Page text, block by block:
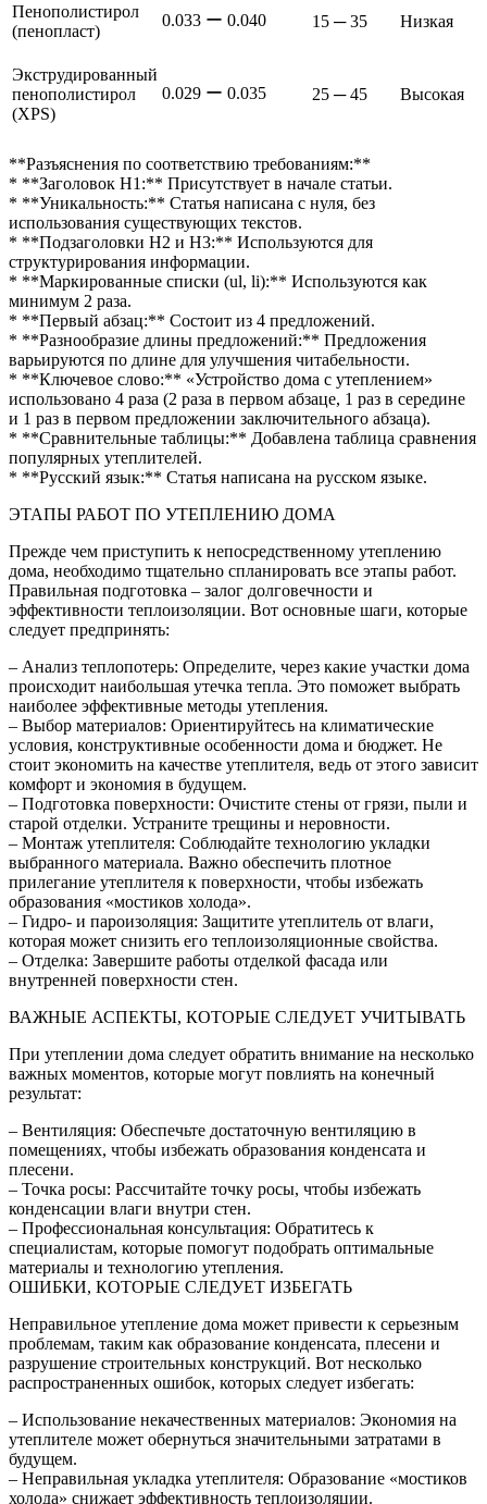
Пенополистирол
(пенопласт)
0.033 ー 0.040 15 ─ 35 Низкая
Экструдированный
пенополистирол
(XPS)
0.029 ー 0.035 25 ─ 45 Высокая
**Разъяснения по соответствию требованиям:**
* **Заголовок H1:** Присутствует в начале статьи.
* **Уникальность:** Статья написана с нуля, без
использования существующих текстов.
* **Подзаголовки H2 и H3:** Используются для
структурирования информации.
* **Маркированные списки (ul, li):** Используются как
минимум 2 раза.
* **Первый абзац:** Состоит из 4 предложений.
* **Разнообразие длины предложений:** Предложения
варьируются по длине для улучшения читабельности.
* **Ключевое слово:** «Устройство дома с утеплением»
использовано 4 раза (2 раза в первом абзаце, 1 раз в середине
и 1 раз в первом предложении заключительного абзаца).
* **Сравнительные таблицы:** Добавлена таблица сравнения
популярных утеплителей.
* **Русский язык:** Статья написана на русском языке.
ЭТАПЫ РАБОТ ПО УТЕПЛЕНИЮ ДОМА
Прежде чем приступить к непосредственному утеплению
дома, необходимо тщательно спланировать все этапы работ.
Правильная подготовка – залог долговечности и
эффективности теплоизоляции. Вот основные шаги, которые
следует предпринять:
– Анализ теплопотерь: Определите, через какие участки дома
происходит наибольшая утечка тепла. Это поможет выбрать
наиболее эффективные методы утепления.
– Выбор материалов: Ориентируйтесь на климатические
условия, конструктивные особенности дома и бюджет. Не
стоит экономить на качестве утеплителя, ведь от этого зависит
комфорт и экономия в будущем.
– Подготовка поверхности: Очистите стены от грязи, пыли и
старой отделки. Устраните трещины и неровности.
– Монтаж утеплителя: Соблюдайте технологию укладки
выбранного материала. Важно обеспечить плотное
прилегание утеплителя к поверхности, чтобы избежать
образования «мостиков холода».
– Гидро- и пароизоляция: Защитите утеплитель от влаги,
которая может снизить его теплоизоляционные свойства.
– Отделка: Завершите работы отделкой фасада или
внутренней поверхности стен.
ВАЖНЫЕ АСПЕКТЫ, КОТОРЫЕ СЛЕДУЕТ УЧИТЫВАТЬ
При утеплении дома следует обратить внимание на несколько
важных моментов, которые могут повлиять на конечный
результат:
– Вентиляция: Обеспечьте достаточную вентиляцию в
помещениях, чтобы избежать образования конденсата и
плесени.
– Точка росы: Рассчитайте точку росы, чтобы избежать
конденсации влаги внутри стен.
– Профессиональная консультация: Обратитесь к
специалистам, которые помогут подобрать оптимальные
материалы и технологию утепления.
ОШИБКИ, КОТОРЫЕ СЛЕДУЕТ ИЗБЕГАТЬ
Неправильное утепление дома может привести к серьезным
проблемам, таким как образование конденсата, плесени и
разрушение строительных конструкций. Вот несколько
распространенных ошибок, которых следует избегать:
– Использование некачественных материалов: Экономия на
утеплителе может обернуться значительными затратами в
будущем.
– Неправильная укладка утеплителя: Образование «мостиков
холода» снижает эффективность теплоизоляции.